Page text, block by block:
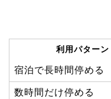
利用パターン
宿泊で長時間停める
数時間だけ停める